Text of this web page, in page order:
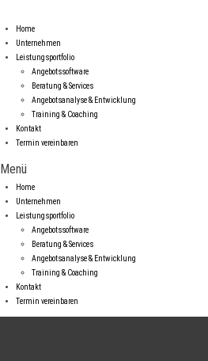
Home
Unternehmen
Leistungsportfolio
Angebotssoftware
Beratung & Services
Angebotsanalyse & Entwicklung
Training & Coaching
Kontakt
Termin vereinbaren
Menü
Home
Unternehmen
Leistungsportfolio
Angebotssoftware
Beratung & Services
Angebotsanalyse & Entwicklung
Training & Coaching
Kontakt
Termin vereinbaren